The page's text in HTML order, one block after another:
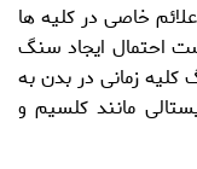
خاصی در کلیه ها
احتمال ایجاد سنگ
کلیهزمانی در بدن به
مانند کلسیم و